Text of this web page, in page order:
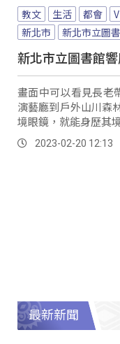
教文 生活 都會
新北市
新北市立圖
新北市立圖書館
畫面中可以看見長老
演藝廳到戶外山川森
境眼鏡，就能身歷其
2023-02-20 12:13
最新新聞